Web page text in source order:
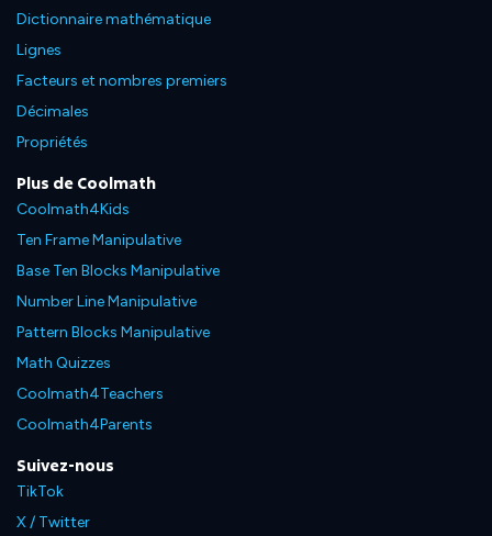
Dictionnaire mathématique
Lignes
Facteurs et nombres premiers
Décimales
Propriétés
Plus de Coolmath
Coolmath4Kids
Ten Frame Manipulative
Base Ten Blocks Manipulative
Number Line Manipulative
Pattern Blocks Manipulative
Math Quizzes
Coolmath4Teachers
Coolmath4Parents
Suivez-nous
TikTok
X / Twitter